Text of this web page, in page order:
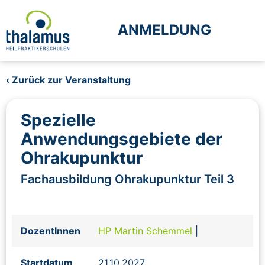
ANMELDUNG
‹ Zurück zur Veranstaltung
Spezielle
Anwendungsgebiete der
Ohrakupunktur
Fachausbildung Ohrakupunktur Teil 3
DozentInnen HP Martin Schemmel
Startdatum 21.10.2027